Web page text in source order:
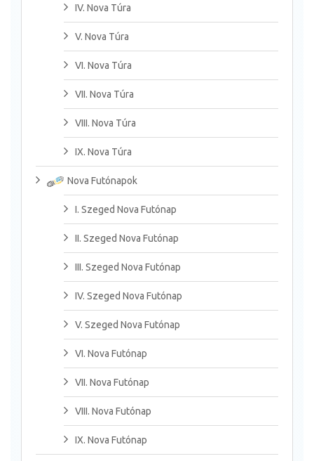
IV. Nova Túra
V. Nova Túra
VI. Nova Túra
VII. Nova Túra
VIII. Nova Túra
IX. Nova Túra
Nova Futónapok
I. Szeged Nova Futónap
II. Szeged Nova Futónap
III. Szeged Nova Futónap
IV. Szeged Nova Futónap
V. Szeged Nova Futónap
VI. Nova Futónap
VII. Nova Futónap
VIII. Nova Futónap
IX. Nova Futónap